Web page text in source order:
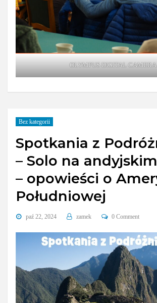
OLYMPUS DIGITAL CAMERA
Bez kategorii
Spotkania z
– Solo na
– opowieści o
Południowej
paź 22, 2024 zamek 0 Comment